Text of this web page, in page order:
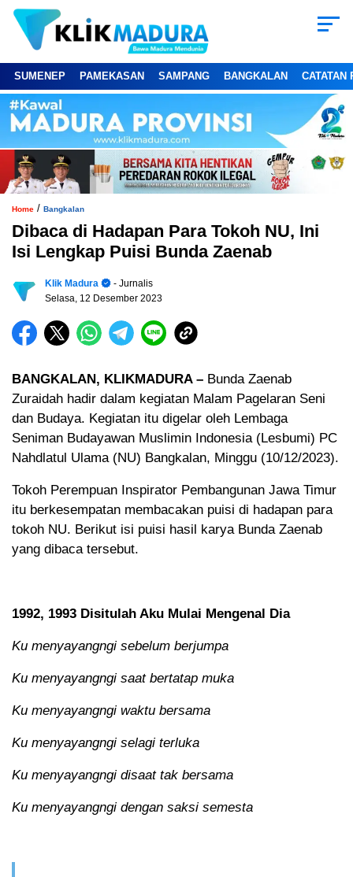
SUMENEP PAMEKASAN SAMPANG BANGKALAN CATATAN
Home / Bangkalan
Dibaca di Hadapan Para Tokoh NU, Ini
Isi Lengkap Puisi Bunda Zaenab
Klik Madura
- Jurnalis
Selasa, 12 Desember 2023
BANGKALAN, KLIKMADURA – Bunda Zaenab
Zuraidah hadir dalam kegiatan Malam Pagelaran Seni
dan Budaya. Kegiatan itu digelar oleh Lembaga
Seniman Budayawan Muslimin Indonesia (Lesbumi) PC
Nahdlatul Ulama (NU) Bangkalan, Minggu (10/12/2023).
Tokoh Perempuan Inspirator Pembangunan Jawa Timur
itu berkesempatan membacakan puisi di hadapan para
tokoh NU. Berikut isi puisi hasil karya Bunda Zaenab
yang dibaca tersebut.
1992, 1993 Disitulah Aku Mulai Mengenal Dia
Ku menyayangngi sebelum berjumpa
Ku menyayangngi saat bertatap muka
Ku menyayangngi waktu bersama
Ku menyayangngi selagi terluka
Ku menyayangngi disaat tak bersama
Ku menyayangngi dengan saksi semesta